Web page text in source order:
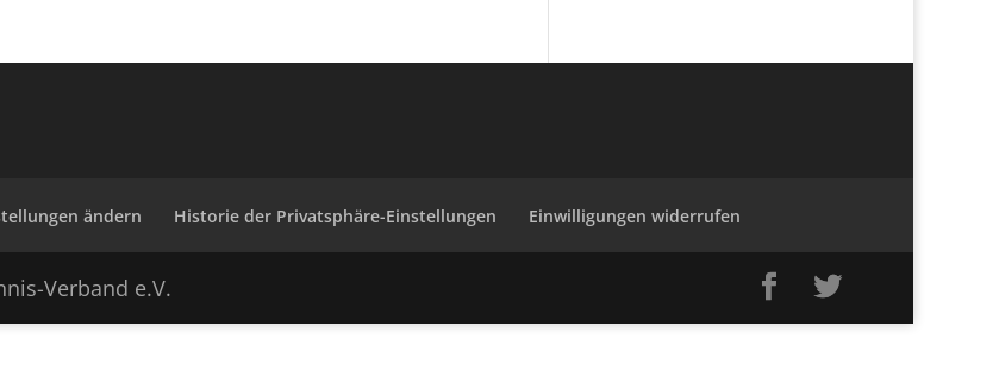
ändern Historie der Privatsphäre-Einstellungen Einwilligungen widerrufen
Verband e.V.